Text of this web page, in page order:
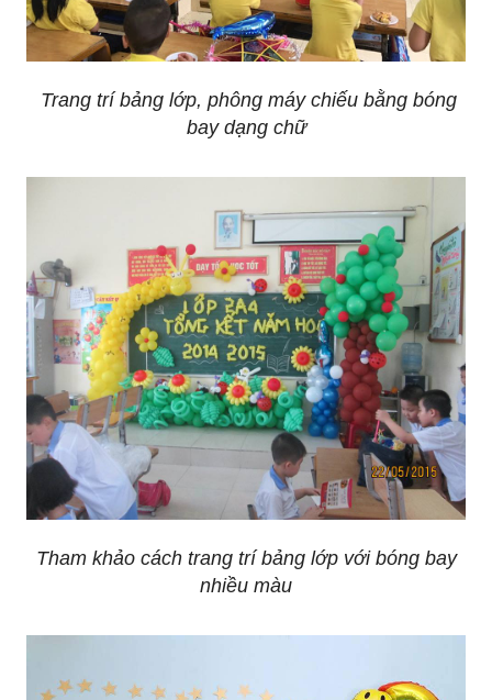
Trang trí bảng lớp, phông máy chiếu bằng bóng
bay dạng chữ
Tham khảo cách trang trí bảng lớp với bóng bay
nhiều màu